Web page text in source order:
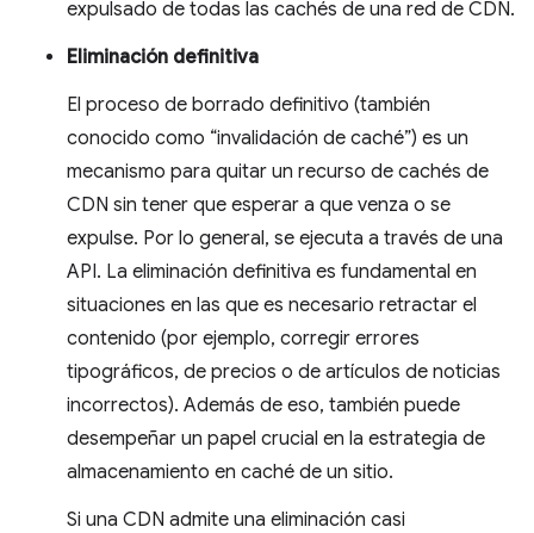
expulsado de todas las cachés de una red de CDN.
Eliminación definitiva
El proceso de borrado definitivo (también
conocido como “invalidación de caché”) es un
mecanismo para quitar un recurso de cachés de
CDN sin tener que esperar a que venza o se
expulse. Por lo general, se ejecuta a través de una
API. La eliminación definitiva es fundamental en
situaciones en las que es necesario retractar el
contenido (por ejemplo, corregir errores
tipográficos, de precios o de artículos de noticias
incorrectos). Además de eso, también puede
desempeñar un papel crucial en la estrategia de
almacenamiento en caché de un sitio.
Si una CDN admite una eliminación casi